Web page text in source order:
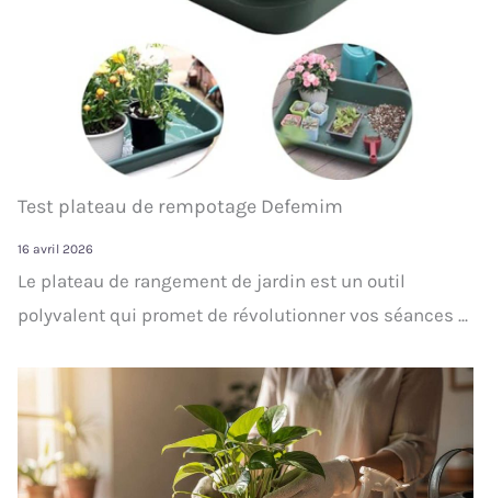
Test plateau de rempotage Defemim
16 avril 2026
Le plateau de rangement de jardin est un outil
polyvalent qui promet de révolutionner vos séances ...